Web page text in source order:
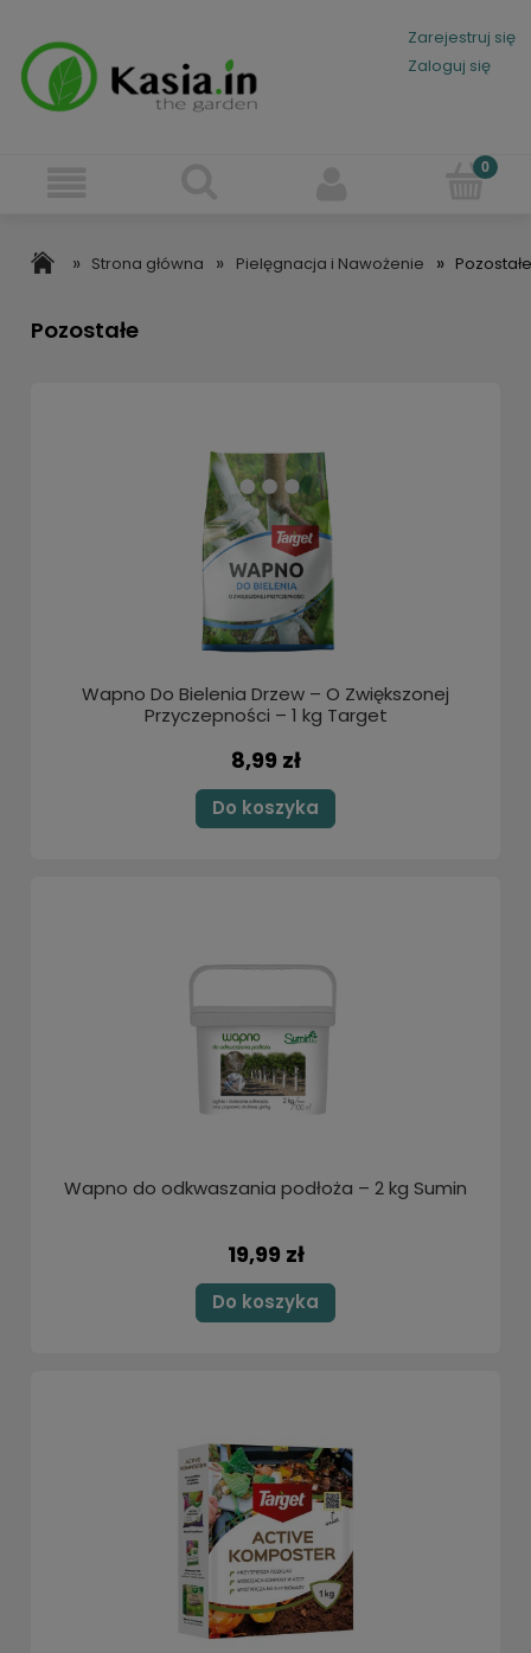
Zarejestruj się
Zaloguj się
» Strona główna » Pielęgnacja i Nawożenie »
Pozostałe
Wapno Do Bielenia Drzew – O Zwiększonej
Przyczepności – 1 kg Target
8,99 zł
Do koszyka
Wapno do odkwaszania podłoża – 2 kg Sumin
19,99 zł
Do koszyka